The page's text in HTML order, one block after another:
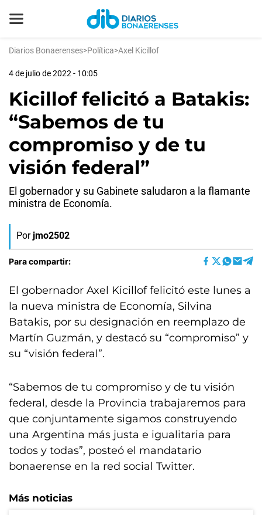
Diarios Bonaerenses>Política>Axel Kicillof
4 de julio de 2022 - 10:05
Kicillof felicitó a Batakis:
“Sabemos de tu
compromiso y de tu
visión federal”
El gobernador y su Gabinete saludaron a la flamante
ministra de Economía.
Por jmo2502
Para compartir:
El gobernador Axel Kicillof felicitó este lunes a
la nueva ministra de Economía, Silvina
Batakis, por su designación en reemplazo de
Martín Guzmán, y destacó su “compromiso” y
su “visión federal”.
“Sabemos de tu compromiso y de tu visión
federal, desde la Provincia trabajaremos para
que conjuntamente sigamos construyendo
una Argentina más justa e igualitaria para
todos y todas”, posteó el mandatario
bonaerense en la red social Twitter.
Más noticias